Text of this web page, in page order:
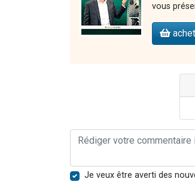
vous
Je veux être averti des